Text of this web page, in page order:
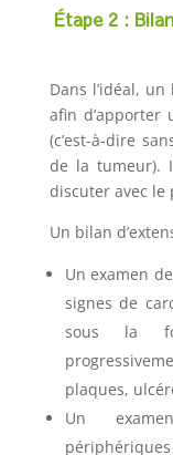
Étape 2 :
Dans l’idéal,
afin d’apporter
(c’est-à-dire
de la tumeur).
discuter avec le
Un bilan
Un examen
signes de
sous la
plaques,
Un